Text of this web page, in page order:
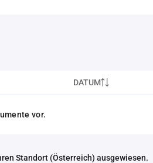
DATUM
vor.
Standort (Österreich) ausgewiesen.